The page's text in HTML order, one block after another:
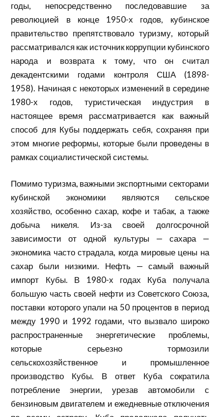
годы, непосредственно последовавшие за
революцией в конце 1950-х годов, кубинское
правительство препятствовало туризму, который
рассматривался как источник коррупции кубинского
народа и возврата к тому, что он считал
декадентскими годами контроля США (1898-
1958). Начиная с некоторых изменений в середине
1980-х годов, туристическая индустрия в
настоящее время рассматривается как важный
способ для Кубы поддержать себя, сохраняя при
этом многие реформы, которые были проведены в
рамках социалистической системы.
Помимо туризма, важными экспортными секторами
кубинской экономики являются сельское
хозяйство, особенно сахар, кофе и табак, а также
добыча никеля. Из-за своей долгосрочной
зависимости от одной культуры — сахара —
экономика часто страдала, когда мировые цены на
сахар были низкими. Нефть — самый важный
импорт Кубы. В 1980-х годах Куба получала
большую часть своей нефти из Советского Союза,
поставки которого упали на 50 процентов в период
между 1990 и 1992 годами, что вызвало широко
распространенные энергетические проблемы,
которые серьезно тормозили
сельскохозяйственное и промышленное
производство Кубы. В ответ Куба сократила
потребление энергии, урезав автомобили с
бензиновым двигателем и ежедневные отключения